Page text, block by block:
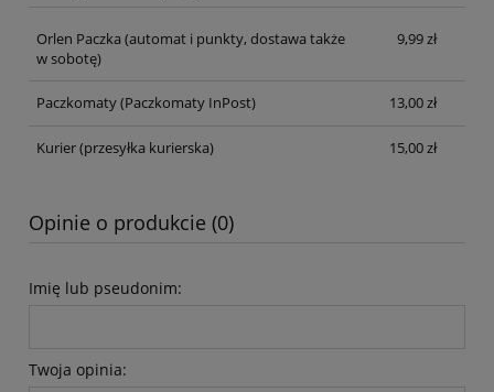
Orlen Paczka (automat i punkty, dostawa także
w sobotę)
9,99 zł
Paczkomaty(Paczkomaty InPost) 13,00 zł
Kurier(przesyłka kurierska) 15,00 zł
Opinie o produkcie (0)
Imię lub pseudonim:
Twoja opinia: